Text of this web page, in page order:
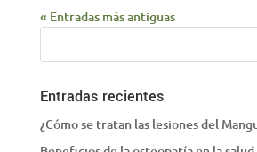
« Entradas más antiguas
Entradas recientes
¿Cómo se tratan las lesiones del